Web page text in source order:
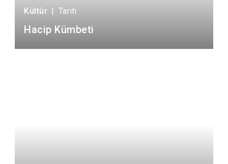
Kültür | Tarih
Hacip Kümbeti